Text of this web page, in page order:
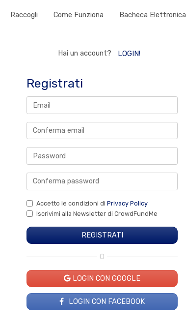
Raccogli Come Funziona Bacheca Elettronica
Hai un account? LOGIN!
Registrati
Accetto le condizioni di Privacy Policy
Iscrivimi alla Newsletter di CrowdFundMe
O
LOGIN CON GOOGLE
LOGIN CON FACEBOOK